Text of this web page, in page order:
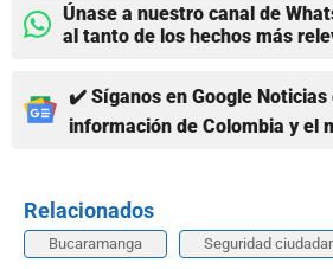
Únase a nuestro canal de
al tanto de los hechos más
✔️ Síganos en Google Noticias
información de Colombia y el
Relacionados
Bucaramanga Seguridad